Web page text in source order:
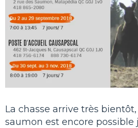
La chasse arrive très
saumon est encore possible